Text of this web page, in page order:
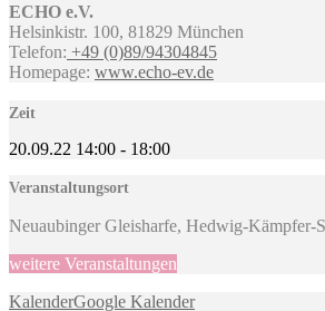
ECHO e.V.
Helsinkistr. 100, 81829 München
Telefon: +49 (0)89/94304845
Homepage: www.echo-ev.de
Zeit
20.09.22 14:00 - 18:00
Veranstaltungsort
Neuaubinger Gleisharfe, Hedwig-Kämpfer-
weitere Veranstaltungen
KalenderGoogle Kalender